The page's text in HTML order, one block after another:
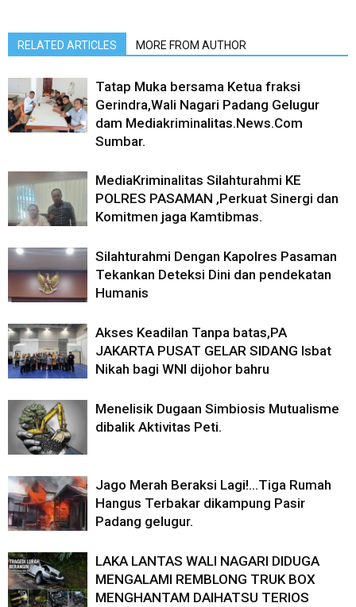
RELATED ARTICLES MORE FROM AUTHOR
Tatap Muka bersama Ketua fraksi
Gerindra,Wali Nagari Padang Gelugur
dam Mediakriminalitas.News.Com
Sumbar.
MediaKriminalitas Silahturahmi KE
POLRES PASAMAN ,Perkuat Sinergi dan
Komitmen jaga Kamtibmas.
Silahturahmi Dengan Kapolres Pasaman
Tekankan Deteksi Dini dan pendekatan
Humanis
Akses Keadilan Tanpa batas,PA
JAKARTA PUSAT GELAR SIDANG Isbat
Nikah bagi WNI dijohor bahru
Menelisik Dugaan Simbiosis Mutualisme
dibalik Aktivitas Peti.
Jago Merah Beraksi Lagi!…Tiga Rumah
Hangus Terbakar dikampung Pasir
Padang gelugur.
LAKA LANTAS WALI NAGARI DIDUGA
MENGALAMI REMBLONG TRUK BOX
MENGHANTAM DAIHATSU TERIOS